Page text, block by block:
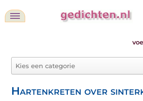
Hartenkreten over